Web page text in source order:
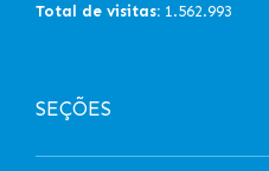
Total de visitas: 1.562.993
SEÇÕES